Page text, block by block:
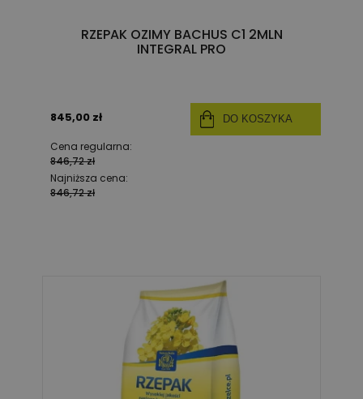
RZEPAK OZIMY BACHUS C1 2MLN
INTEGRAL PRO
845,00 zł
Cena regularna:
846,72 zł
Najniższa cena:
846,72 zł
DO KOSZYKA